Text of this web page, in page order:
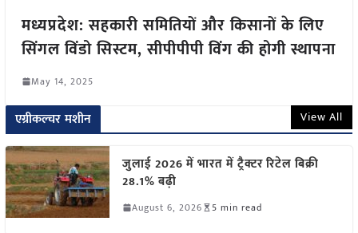
मध्यप्रदेश: सहकारी समितियों और किसानों के लिए
सिंगल विंडो सिस्टम, सीपीपीपी विंग की होगी स्थापना
May 14, 2025
एग्रीकल्चर मशीन View All
जुलाई 2026 में भारत में ट्रैक्टर रिटेल बिक्री
28.1% बढ़ी
August 6, 2026 5 min read